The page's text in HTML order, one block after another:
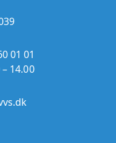
01 01
14.00